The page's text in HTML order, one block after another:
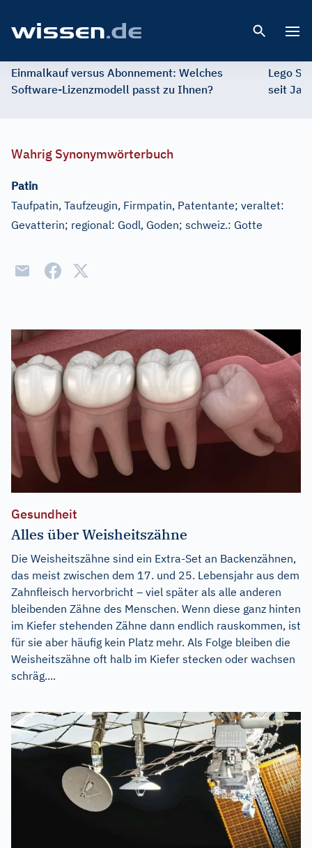
Einmalkauf versus Abonnement: Welches
Software-Lizenzmodell passt zu Ihnen?
Lego
seit
Wahrig Synonymwörterbuch
Patin
Taufpatin, Taufzeugin, Firmpatin, Patentante; veraltet:
Gevatterin; regional: Godl, Goden; schweiz.: Gotte
Gesundheit
Alles über Weisheitszähne
Die Weisheitszähne sind ein Extra-Set an Backenzähnen,
das meist zwischen dem 17. und 25. Lebensjahr aus dem
Zahnfleisch hervorbricht – viel später als alle anderen
bleibenden Zähne des Menschen. Wenn diese ganz hinten
im Kiefer stehenden Zähne dann endlich rauskommen, ist
für sie aber häufig kein Platz mehr. Als Folge bleiben die
Weisheitszähne oft halb im Kiefer stecken oder wachsen
schräg....